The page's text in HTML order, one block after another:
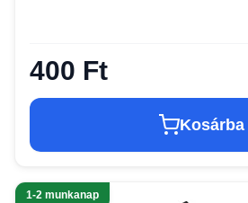
400 Ft
Kosárba
1-2 munkanap